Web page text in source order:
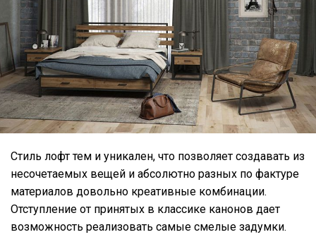
Стиль лофт тем и уникален, что позволяет создавать из
несочетаемых вещей и абсолютно разных по фактуре
материалов довольно креативные комбинации.
Отступление от принятых в классике канонов дает
возможность реализовать самые смелые задумки.